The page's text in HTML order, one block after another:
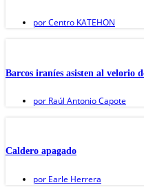
porCentro KATEHON
Barcos iraníes asisten al velorio
por Raúl Antonio Capote
Caldero apagado
por Earle Herrera